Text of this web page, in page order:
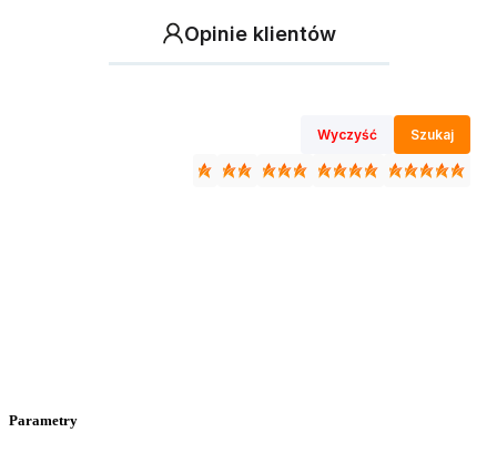
Opinie klientów
Wyczyść Szukaj
Parametry